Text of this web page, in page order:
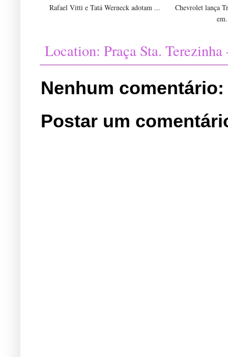
Rafael Vitti e Tatá Werneck adotam ...
Chevrolet lança
Location: Praça Sta.
Nenhum comentário:
Postar um